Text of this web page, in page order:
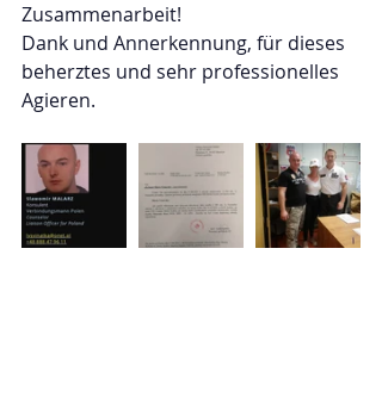
Zusammenarbeit!
Dank und Annerkennung, für dieses
beherztes und sehr professionelles
Agieren.